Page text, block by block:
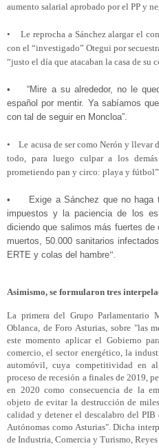
aumento salarial aprobado por el PP y
• Le reprocha a Sánchez alargar el
con el “investigado” Otegui por
“justo el día que atacaban la casa de su
•“Mire a su alrededor, no le
español por mentir. Ya sabíamos
con tal de seguir en Moncloa”.
• Le acusa de ser como Nerón y llevar
todo, para luego culpar a los
prometiendo pan y circo: playa y fútbol”.
• Exige a Sánchez que no haga
impuestos y la paciencia de los
diciendo que salimos más fuertes de
muertos, 50.000 sanitarios
ERTE y colas del hambre”.
Asimismo, se formularon tres
La primera del Grupo Parlamentario
Oblanca, de Foro Asturias, sobre "las
este momento aplicar el Gobierno
comercio, el sector energético, la
automóvil, cuya competitividad en
proceso de recesión a finales de 2019,
en 2020 como consecuencia de la
objeto de evitar la destrucción de
calidad y detener el descalabro del PIB
Autónomas como Asturias". Dicha
de Industria, Comercia y Turismo, Re